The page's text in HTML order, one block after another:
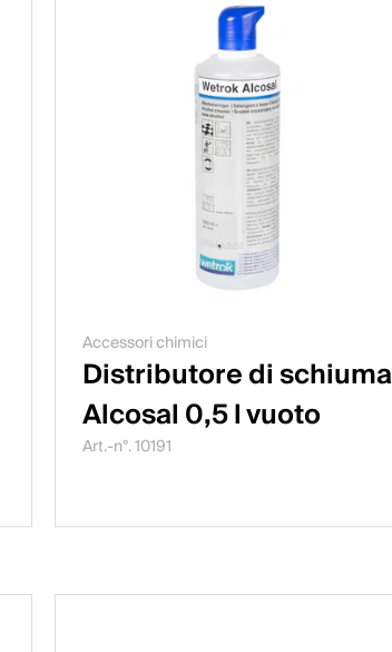
Accessori chimici
Distributore di schiuma
Alcosal 0,5 l vuoto
Art.-n°. 10191